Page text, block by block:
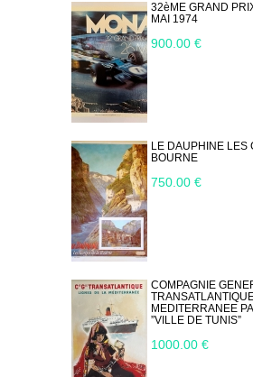
32èME GRAND
MAI 1974
900.00 €
LE DAUPHINE LES
BOURNE
750.00 €
COMPAGNIE
MEDITERRANEE
”VILLE DE TUNIS”
1000.00 €